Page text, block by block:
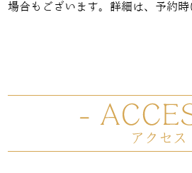
場合もございます。詳細は、予約時